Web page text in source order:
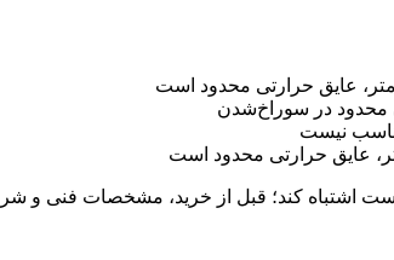
محدود در سوراخ‌شدن
نیست
اشتباه کند؛ قبل از خرید، مشخصات فنی و